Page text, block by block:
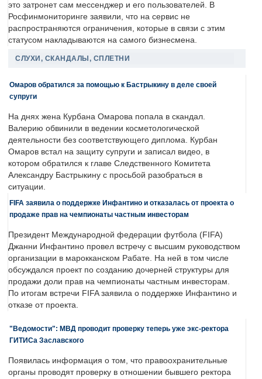
это затронет сам мессенджер и его пользователей. В
Росфинмониторинге заявили, что на сервис не
распространяются ограничения, которые в связи с этим
статусом накладываются на самого бизнесмена.
СЛУХИ, СКАНДАЛЫ, СПЛЕТНИ
Омаров обратился за помощью к Бастрыкину в деле своей
супруги
На днях жена Курбана Омарова попала в скандал.
Валерию обвинили в ведении косметологической
деятельности без соответствующего диплома. Курбан
Омаров встал на защиту супруги и записал видео, в
котором обратился к главе Следственного Комитета
Александру Бастрыкину с просьбой разобраться в
ситуации.
FIFA заявила о поддержке Инфантино и отказалась от проекта о
продаже прав на чемпионаты частным инвесторам
Президент Международной федерации футбола (FIFA)
Джанни Инфантино провел встречу с высшим руководством
организации в марокканском Рабате. На ней в том числе
обсуждался проект по созданию дочерней структуры для
продажи доли прав на чемпионаты частным инвесторам.
По итогам встречи FIFA заявила о поддержке Инфантино и
отказе от проекта.
"Ведомости": МВД проводит проверку теперь уже экс-ректора
ГИТИСа Заславского
Появилась информация о том, что правоохранительные
органы проводят проверку в отношении бывшего ректора